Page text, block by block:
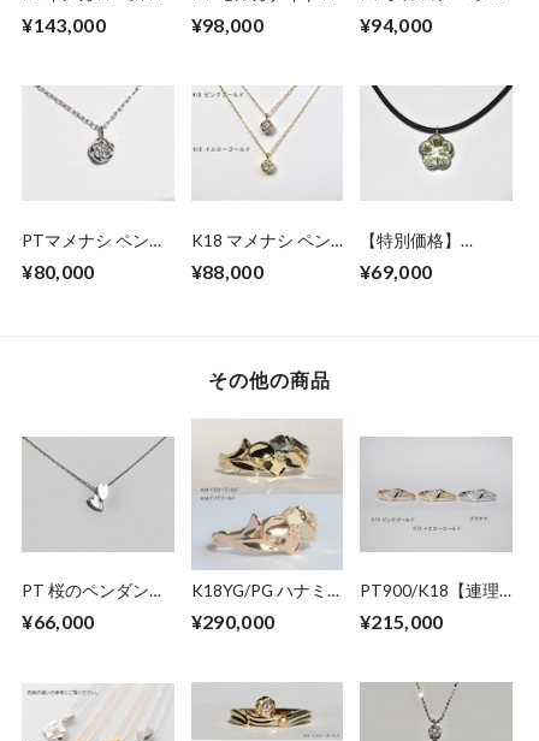
イヤモンド ペンダ
ントネックレス
¥143,000
ンダントネックレス
¥98,000
ントネックレス
¥94,000
PTマメナシ ペンダ
¥80,000
K18 マメナシ ペン
¥88,000
【特別価格】
ット レモンクォー
¥69,000
その他の商品
PT 桜のペンダント
ネックレス
¥66,000
K18YG/PG ハナミ
ズキリング
¥290,000
PT900/K18【連理
木】ダイヤモンドリ
ング
¥215,000